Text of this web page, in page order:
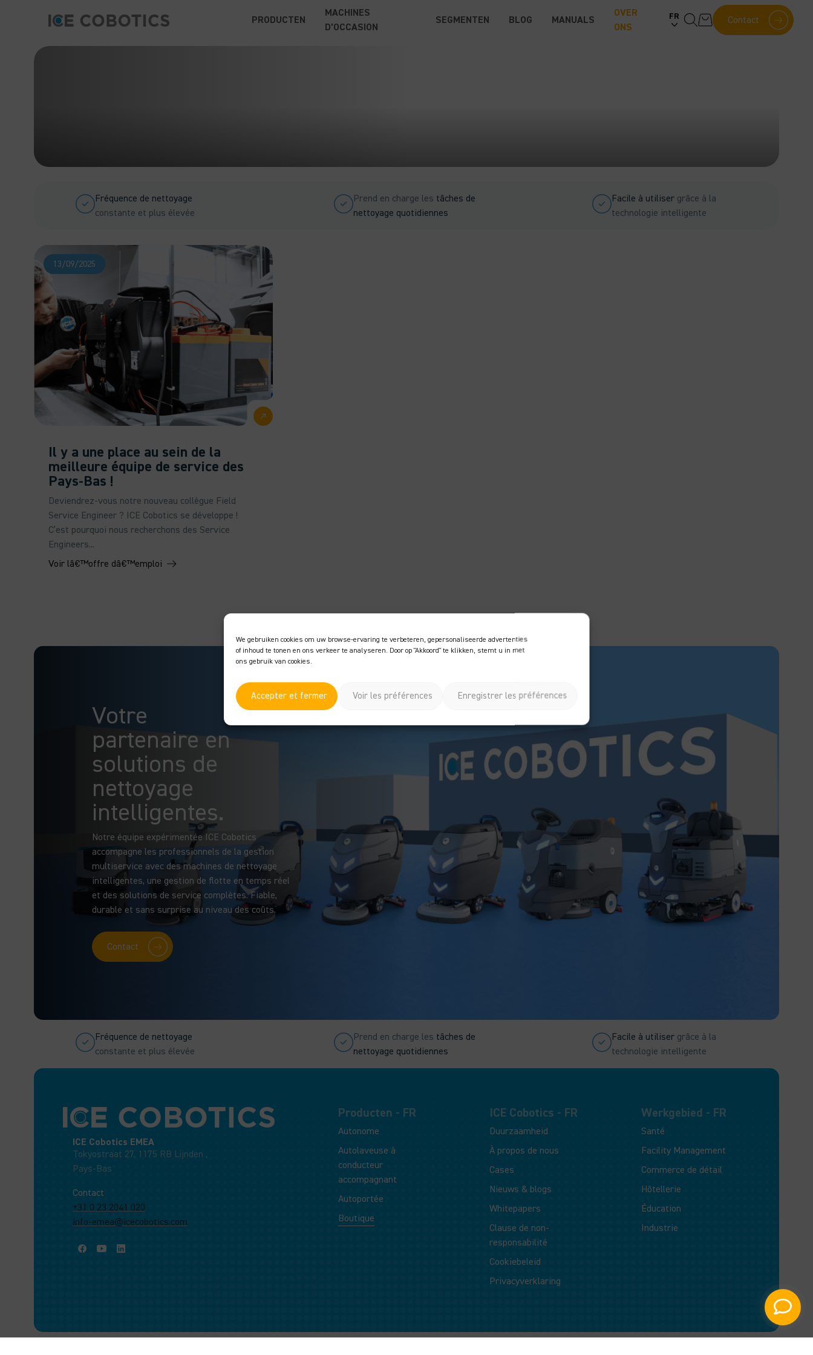
We gebruiken cookies om uw browse-ervaring te verbeteren, gepersonaliseerde advertenties
of inhoud te tonen en ons verkeer te analyseren. Door op "Akkoord" te klikken, stemt u in met
ons gebruik van cookies.
Accepter et fermer Voir les préférences Enregistrer les préférences
PRODUCTEN
MACHINES
D’OCCASION
SEGMENTEN BLOG MANUALS
OVER
ONS
FR Contact
Fréquence de nettoyage
constante et plus élevée
Prend en charge les tâches de
nettoyage quotidiennes
Facile à utilisergrâce à la
technologie intelligente
13/09/2025
Il y a une place au sein de la
meilleure équipe de service des
Pays-Bas !
Deviendrez-vous notre nouveau collègue Field
Service Engineer ? ICE Cobotics se développe !
C’est pourquoi nous recherchons des Service
Engineers...
Voir lâ€™offre dâ€™emploi
Votre
partenaire en
solutions de
nettoyage
intelligentes.
Notre équipe expérimentée ICE Cobotics
accompagne les professionnels de la gestion
multiservice avec des machines de nettoyage
intelligentes, une gestion de flotte en temps réel
et des solutions de service complètes. Fiable,
durable et sans surprise au niveau des coûts.
Contact
Fréquence de nettoyage
constante et plus élevée
Prend en charge les tâches de
nettoyage quotidiennes
Facile à utilisergrâce à la
technologie intelligente
ICE Cobotics EMEA
Tokyostraat 27, 1175 RB Lijnden ,
Pays-Bas
Contact
+31 0 23 2041 020
info-emea@icecobotics.com
Producten - FR
Autonome
Autolaveuse à
conducteur
accompagnant
Autoportée
Boutique
ICE Cobotics - FR
Duurzaamheid
À propos de nous
Cases
Nieuws & blogs
Whitepapers
Clause de non-
responsabilité
Cookiebeleid
Privacyverklaring
Werkgebied - FR
Santé
Facility Management
Commerce de détail
Hôtellerie
Éducation
Industrie